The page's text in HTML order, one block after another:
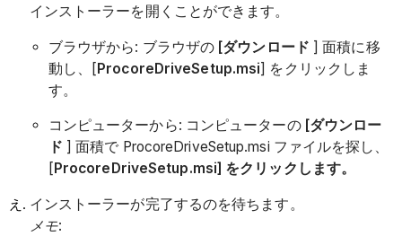
インストーラーを開くことができます。
ブラウザから: ブラウザの [ダウンロード ] 面積に移
動し、[ProcoreDriveSetup.msi] をクリックしま
す。
コンピューターから: コンピューターの [ダウンロー
ド ] 面積で ProcoreDriveSetup.msi ファイルを探し、
[ ProcoreDriveSetup.msi] をクリックします。
インストーラーが完了するのを待ちます。
メモ: